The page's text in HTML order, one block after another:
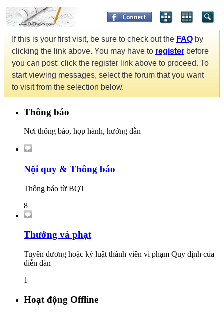
If this is your first visit, be sure to check out the FAQ by
clicking the link above. You may have to register before
you can post: click the register link above to proceed. To
start viewing messages, select the forum that you want
to visit from the selection below.
Thông báo
Nơi thông báo, họp hành, hướng dẫn
Nội quy & Thông báo
Thông báo từ BQT
8
Thưởng và phạt
Tuyên dương hoặc kỷ luật thành viên vi phạm Quy định của
diễn đàn
1
Hoạt động Offline